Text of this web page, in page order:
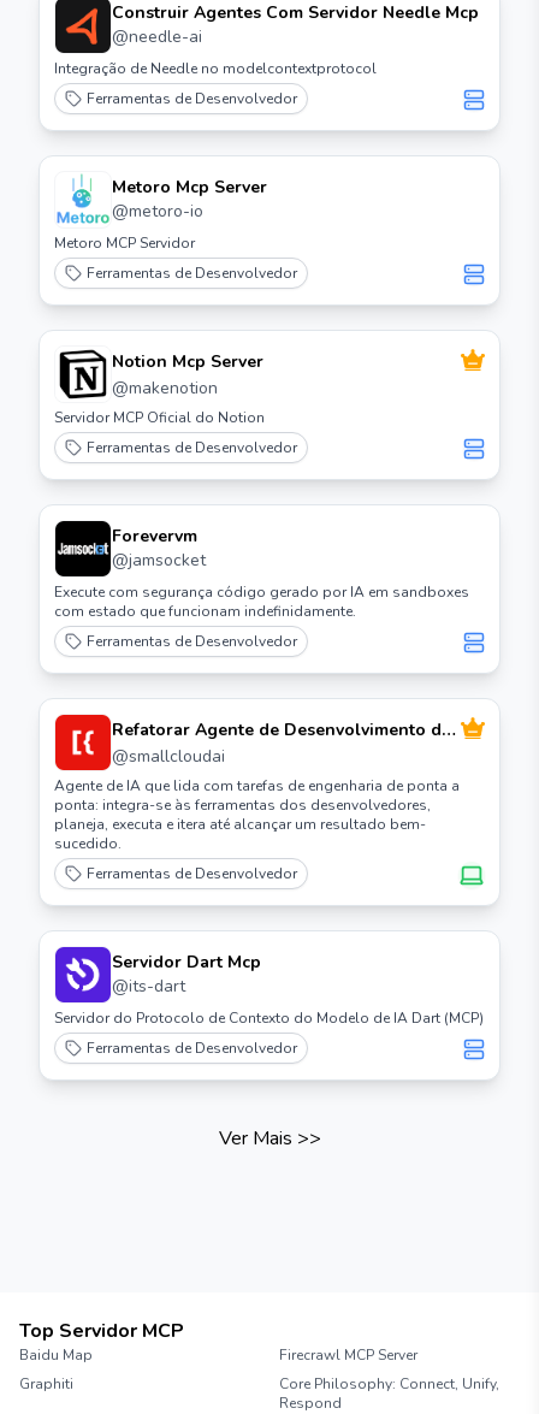
Construir Agentes Com Servidor Needle Mcp
@needle-ai
Integração de Needle no modelcontextprotocol
Ferramentas de Desenvolvedor
Metoro Mcp Server
@metoro-io
Metoro MCP Servidor
Ferramentas de Desenvolvedor
Notion Mcp Server
@makenotion
Servidor MCP Oficial do Notion
Ferramentas de Desenvolvedor
Forevervm
@jamsocket
Execute com segurança código gerado por IA em sandboxes
com estado que funcionam indefinidamente.
Ferramentas de Desenvolvedor
Refatorar Agente de Desenvolvimento de
Software de IA Open Source
@smallcloudai
Agente de IA que lida com tarefas de engenharia de ponta a
ponta: integra-se às ferramentas dos desenvolvedores,
planeja, executa e itera até alcançar um resultado bem-
sucedido.
Ferramentas de Desenvolvedor
Servidor Dart Mcp
@its-dart
Servidor do Protocolo de Contexto do Modelo de IA Dart (MCP)
Ferramentas de Desenvolvedor
Ver Mais >>
Top Servidor MCP
Baidu Map
Firecrawl MCP Server
Graphiti
Core Philosophy: Connect, Unify,
Respond